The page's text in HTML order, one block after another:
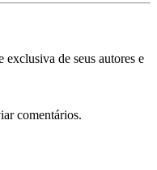
exclusiva de seus autores e
comentários.